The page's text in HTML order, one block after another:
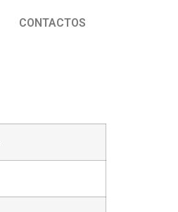
CONTACTOS